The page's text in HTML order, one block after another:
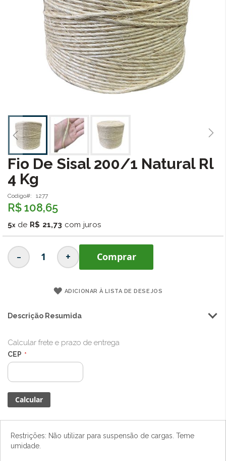
Saltar
para
o
Galeria
de
Fio De Sisal 200/1 Natural Rl
4 Kg
Codigo 1277
R$ 108,65
5 de R$ 21,73 com juros
- + Comprar
ADICIONAR À LISTA DE DESEJOS
Descrição Resumida
Calcular frete e prazo de entrega
CEP
Restrições: Não utilizar para suspensão de cargas. Teme
umidade.